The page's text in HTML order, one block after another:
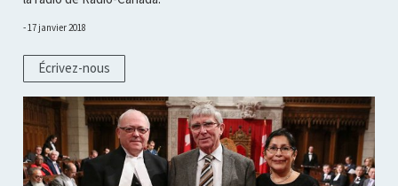
17 janvier 2018
Écrivez-nous